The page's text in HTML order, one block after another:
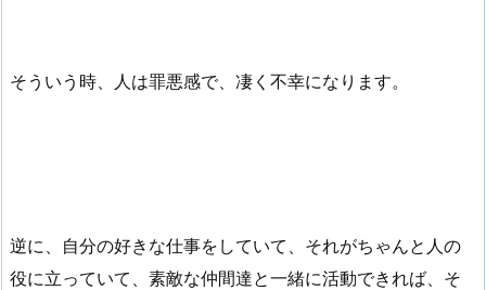
そういう時、人は罪悪感で、凄く不幸になります。
逆に、自分の好きな仕事をしていて、それがちゃんと人の
役に立っていて、素敵な仲間達と一緒に活動できれば、そ